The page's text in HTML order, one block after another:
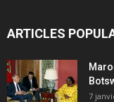
ARTICLES
7